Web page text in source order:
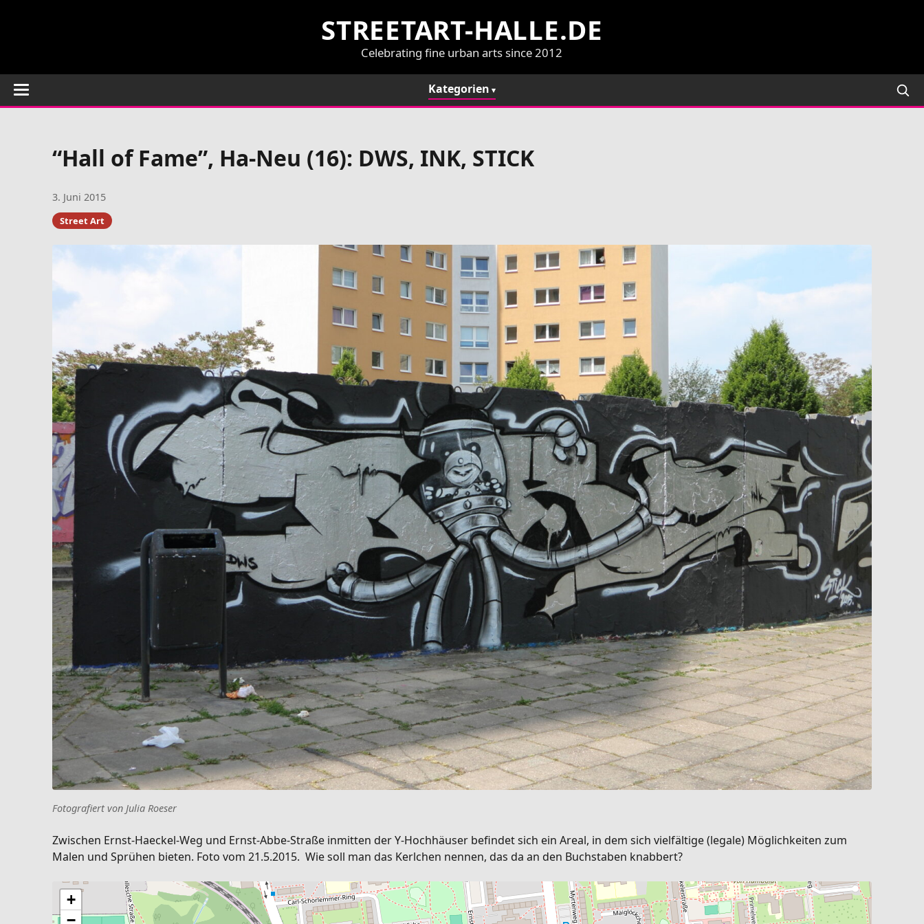
STREETART-HALLE.DE
Celebrating fine urban arts since 2012
Kategorien
“Hall of Fame”, Ha-Neu (16): DWS, INK, STICK
3. Juni 2015
Street Art
Fotografiert von Julia Roeser
Zwischen Ernst-Haeckel-Weg und Ernst-Abbe-Straße inmitten der Y-Hochhäuser befindet sich ein Areal, in dem sich vielfältige (legale) Möglichkeiten zum
Malen und Sprühen bieten. Foto vom 21.5.2015. Wie soll man das Kerlchen nennen, das da an den Buchstaben knabbert?
+
−